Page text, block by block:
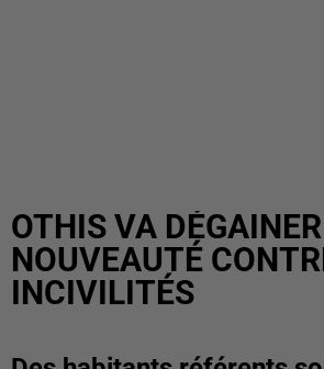
OTHIS VA
NOUVEAUTÉ
INCIVILITÉS